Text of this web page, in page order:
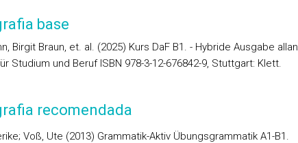
base
Birgit Braun, et. al. (2025) Kurs DaF B1. - Hybride Ausgabe
Studium und Beruf ISBN 978-3-12-676842-9, Stuttgart: Klett.
recomendada
Voß, Ute (2013) Grammatik-Aktiv Übungsgrammatik A1-B1.